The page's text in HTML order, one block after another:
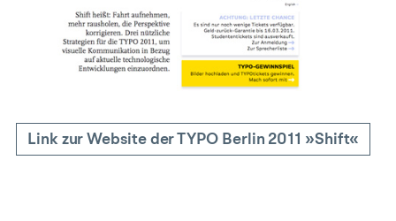
Link zur Website der TYPO Berlin 2011 »Shift«